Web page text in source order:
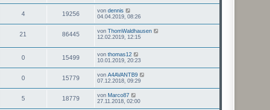
4 19256 von dennis
04.04.2019, 08:26
21 86445 von ThomWaldhausen
12.02.2019, 12:15
0 15499 von thomas12
10.01.2019, 20:23
0 15779 von A4AVANTB9
07.12.2018, 09:29
5 18779 von Marco87
27.11.2018, 02:00